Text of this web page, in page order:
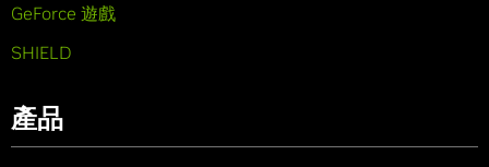
GeForce 遊戲
SHIELD
產品